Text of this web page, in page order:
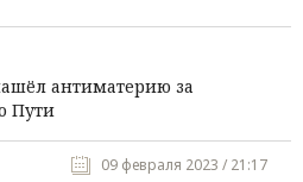
антиматерию за
Пути
09 февраля 2023 / 21:17